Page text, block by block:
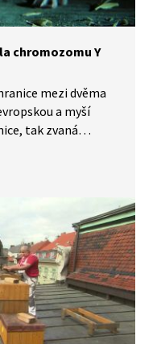
chromozomu Y
mezi dvěma
a myší
tak zvaná
jak se
se totiž, že
Y) mají
snáze a narušovat
Zdá se tedy, že
druhy